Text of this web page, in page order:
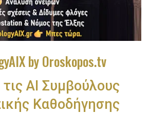
by Oroskopos.tv
ΑΙ Συμβούλους
Καθοδήγησης